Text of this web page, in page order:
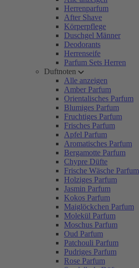
Herrenparfum
After Shave
Körperpflege
Duschgel Männer
Deodorants
Herrenseife
Parfum Sets Herren
Duftnoten
Alle anzeigen
Amber Parfum
Orientalisches Parfum
Blumiges Parfum
Fruchtiges Parfum
Frisches Parfum
Apfel Parfum
Aromatisches Parfum
Bergamotte Parfum
Chypre Düfte
Frische Wäsche Parfum
Holziges Parfum
Jasmin Parfum
Kokos Parfum
Maiglöckchen Parfum
Molekül Parfum
Moschus Parfum
Oud Parfum
Patchouli Parfum
Pudriges Parfum
Rose Parfum